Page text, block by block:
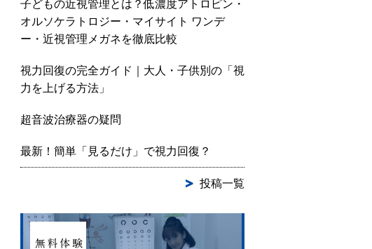
子どもの近視管理とは？低濃度アトロピン・
オルソケラトロジー・マイサイト ワンデ
ー・近視管理メガネを徹底比較
視力回復の完全ガイド｜大人・子供別の「視
力を上げる方法」
超音波治療器の疑問
最新！簡単「見るだけ」で視力回復？
投稿一覧